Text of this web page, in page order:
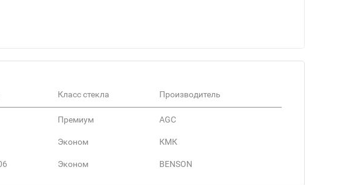
Класс стекла Производитель
Премиум AGC
Эконом КМК
Эконом BENSON